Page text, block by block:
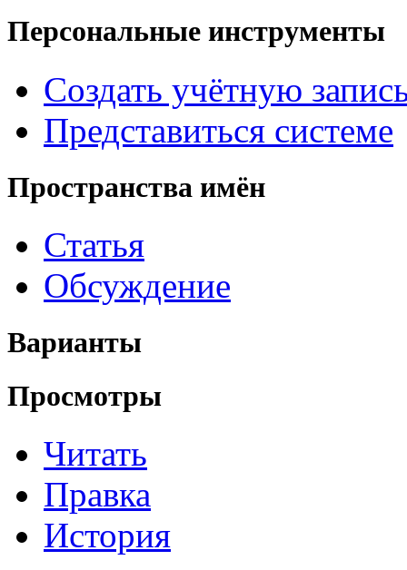
Персональные инструменты
Создать учётную
Представиться системе
Пространства имён
Статья
Обсуждение
Варианты
Просмотры
Читать
Правка
История